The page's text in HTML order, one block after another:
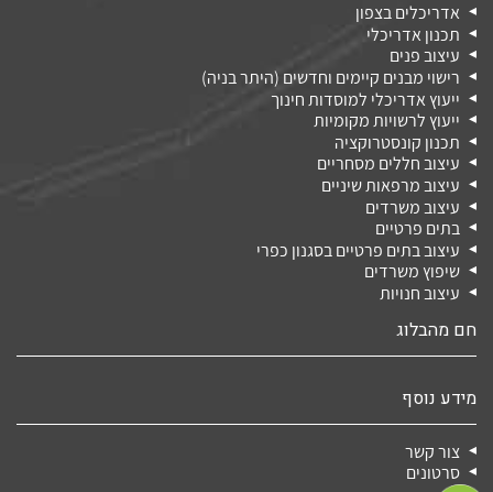
אדריכלים בצפון
תכנון אדריכלי
עיצוב פנים
רישוי מבנים קיימים וחדשים (היתר בניה)
ייעוץ אדריכלי למוסדות חינוך
ייעוץ לרשויות מקומיות
תכנון קונסטרוקציה
עיצוב חללים מסחריים
עיצוב מרפאות שיניים
עיצוב משרדים
בתים פרטיים
עיצוב בתים פרטיים בסגנון כפרי
שיפוץ משרדים
עיצוב חנויות
חם מהבלוג
מידע נוסף
צור קשר
סרטונים